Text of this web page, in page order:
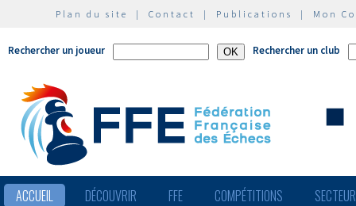
Plan du site | Contact | Publications | Mon
Rechercher un joueur Rechercher un club
ACCUEIL DÉCOUVRIR FFE COMPÉTITIONS